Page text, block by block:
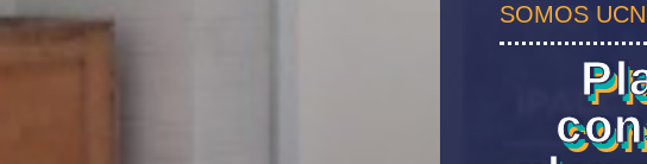
SOMOS UCN